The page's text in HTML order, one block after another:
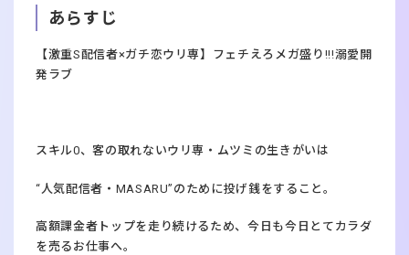
あらすじ
【激重S配信者×ガチ恋ウリ専】フェチえろメガ盛り!!!溺愛開
発ラブ
スキル0、客の取れないウリ専・ムツミの生きがいは
“人気配信者・MASARU”のために投げ銭をすること。
高額課金者トップを走り続けるため、今日も今日とてカラダ
を売るお仕事へ。